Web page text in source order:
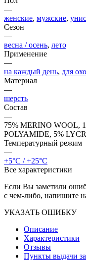
—
женские, мужские,
Сезон
—
весна / осень, лето
Применение
—
на каждый день, для
Материал
—
шерсть
Состав
—
75% MERINO WOOL,
POLYAMIDE, 5%
Температурный режим
—
+5°C / +25°C
Все характеристики
Если Вы заметили
с чем-либо, напишите
УКАЗАТЬ ОШИБКУ
Описание
Характеристики
Отзывы
Пункты выдачи